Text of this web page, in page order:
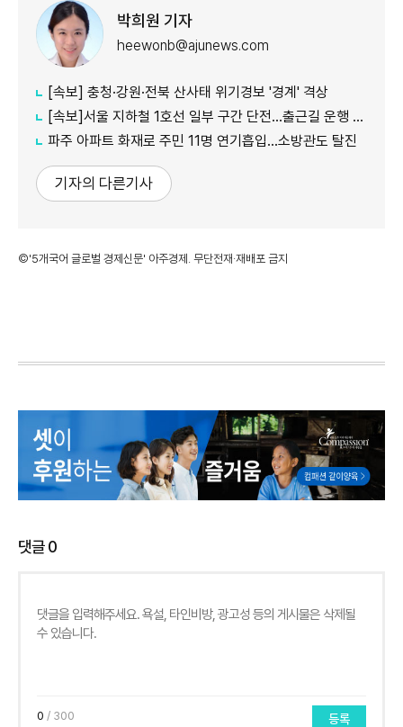
박희원 기자
heewonb@ajunews.com
[속보] 충청·강원·전북 산사태 위기경보 '경계' 격상
[속보]서울 지하철 1호선 일부 구간 단전…출근길 운행 지연
파주 아파트 화재로 주민 11명 연기흡입…소방관도 탈진
기자의 다른기사
©'5개국어 글로벌 경제신문' 아주경제. 무단전재·재배포 금지
댓글0
0 / 300 등록